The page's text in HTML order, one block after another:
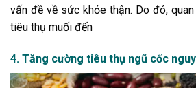
vấn đề về sức khỏe thận. Do đó,
tiêu thụ muối đến
4. Tăng cường tiêu thụ ngũ cốc